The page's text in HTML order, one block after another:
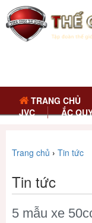
TRANG CHỦ
JVC
ẮC
Trang chủ › Tin tức
Tin tức
5 mẫu xe